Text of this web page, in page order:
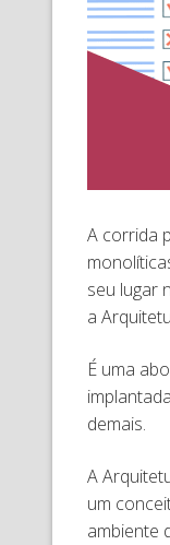
A corrida
seu lugar
a
É uma
demais.
A
um
ambiente